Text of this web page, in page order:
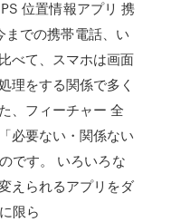
位置情報アプリ 携
での携帯電話、い
べて、スマホは画面
理をする関係で多く
、フィーチャー 全
必要ない・関係ない
です。 いろいろな
えられるアプリをダ
限ら